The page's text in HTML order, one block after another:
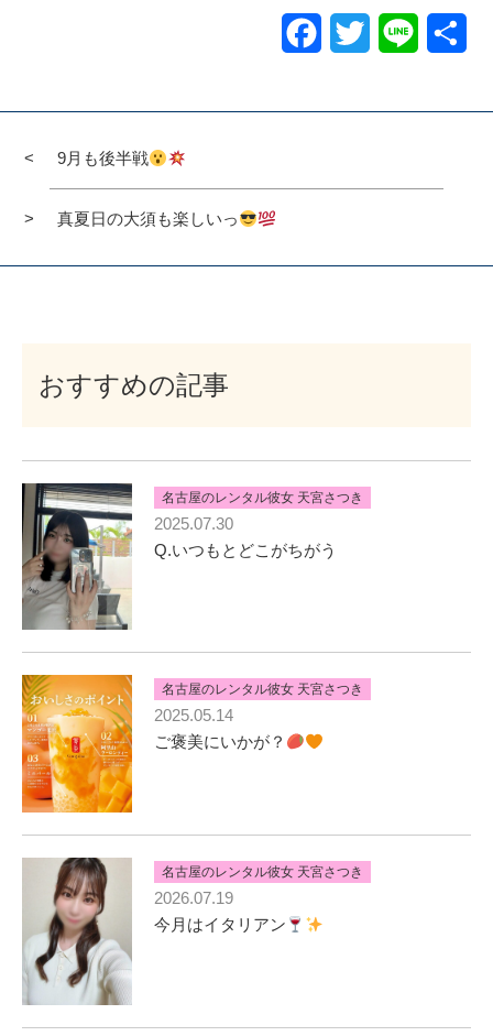
Facebook
Twitter Line
9月も後半戦
真夏日の大須も楽しいっ
おすすめの記事
名古屋のレンタル彼女 天宮さつき
2025.07.30
Q.いつもとどこがちがう
名古屋のレンタル彼女 天宮さつき
2025.05.14
ご褒美にいかが？
名古屋のレンタル彼女 天宮さつき
2026.07.19
今月はイタリアン